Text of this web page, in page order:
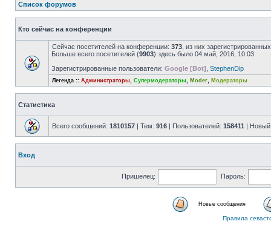
Список форумов
Кто сейчас на конференции
Сейчас посетителей на конференции: 373 , из них
Больше всего посетителей (9903) здесь было 04 май, 2016, 10:03
Зарегистрированные пользователи: Google [Bot] StephenDip
Легенда :: Администраторы, Супермодераторы, Moder, Модераторы
Статистика
Всего сообщений: 1810157 | Тем: 916 | Пользователей: 158411 | Новый
Вход
Пришелец: Пароль:
Новые сообщения
Правила